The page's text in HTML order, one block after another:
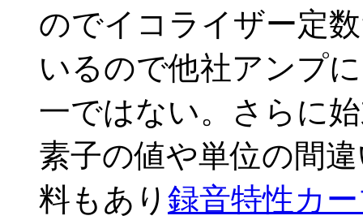
のでイコライザー定
いるので他社アンプ
一ではない。さらに
素子の値や単位の間
料もあり 録音特性カ